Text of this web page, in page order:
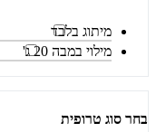
מיתוג בלבד
מילוי במבה 20 ג'
בחר סוג טרופית